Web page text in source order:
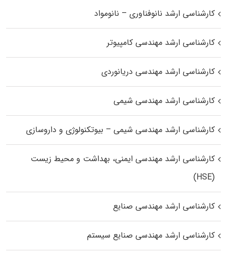
کارشناسی ارشد نانوفناوری – نانومواد
کارشناسی ارشد مهندسی کامپیوتر
کارشناسی ارشد مهندسی دریانوردی
کارشناسی ارشد مهندسی شیمی
کارشناسی ارشد مهندسی شیمی – بیوتکنولوژی و داروسازی
کارشناسی ارشد مهندسی ایمنی، بهداشت و محیط زیست
(HSE)
کارشناسی ارشد مهندسی صنایع
کارشناسی ارشد مهندسی صنایع سیستم